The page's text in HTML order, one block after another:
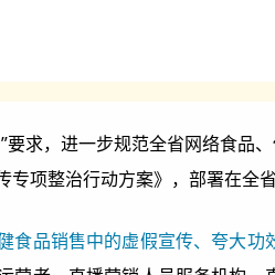
要求，进一步规范全省网络食
项整治行动方案》，部署在全
食品销售中的虚假宣传、夸大功